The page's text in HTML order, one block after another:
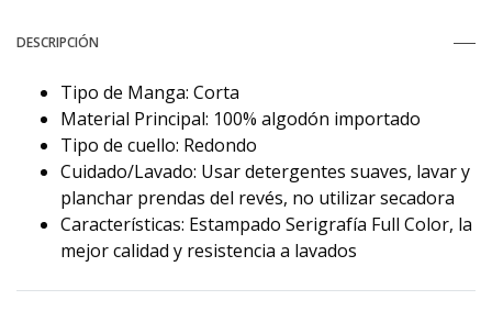
DESCRIPCIÓN
Tipo de Manga: Corta
Material Principal: 100% algodón importado
Tipo de cuello: Redondo
Cuidado/Lavado: Usar detergentes suaves, lavar y
planchar prendas del revés, no utilizar secadora
Características: Estampado Serigrafía Full Color, la
mejor calidad y resistencia a lavados